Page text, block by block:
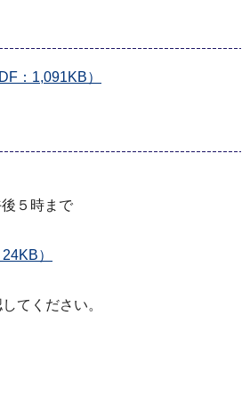
：1,091KB）
５時まで
）
ください。